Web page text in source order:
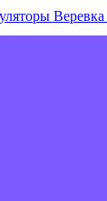
Веревка